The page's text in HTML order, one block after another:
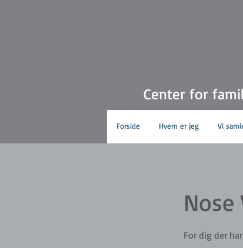
Center for
Forside Hvem er jeg Vi
For dig der